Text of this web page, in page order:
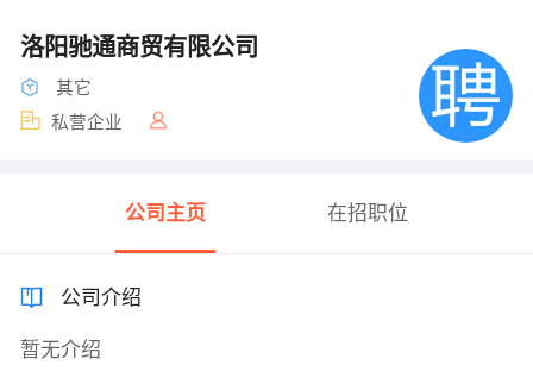
洛阳驰通商贸有限公司
其它
私营企业
公司主页 在招职位
公司介绍
暂无介绍